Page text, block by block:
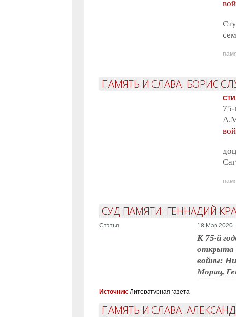
ПАМЯТЬ И СЛАВА. БОРИС
СУД ПАМЯТИ. ГЕННАДИЙ
Статья 18 Мар 2020
К 75-й
открыта
войны:
Мориц,
Источник: Литературная газета
ПАМЯТЬ И СЛАВА.